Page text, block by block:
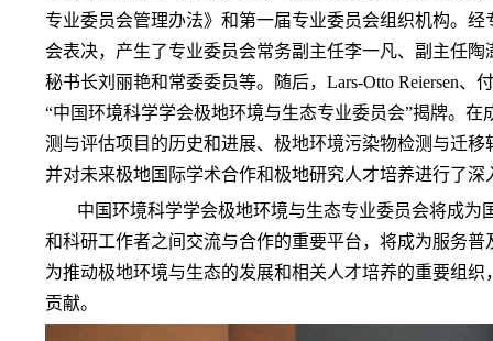
专业委员会管理办法》和第一届专业委员会组织机构。
会表决，产生了专业委员会常务副主任李一凡、副主任陶
秘书长刘丽艳和常委委员等。随后，Lars-Otto Reiersen、
“中国环境科学学会极地环境与生态专业委员会”揭牌。
测与评估项目的历史和进展、极地环境污染物检测与迁
并对未来极地国际学术合作和极地研究人才培养进行了深
中国环境科学学会极地环境与生态专业委员会将成
和科研工作者之间交流与合作的重要平台，将成为服务
为推动极地环境与生态的发展和相关人才培养的重要组
贡献。